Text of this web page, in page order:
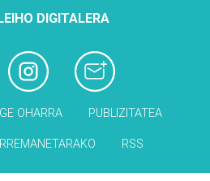
DIGITALERA
OHARRA PUBLIZITATEA
RSS